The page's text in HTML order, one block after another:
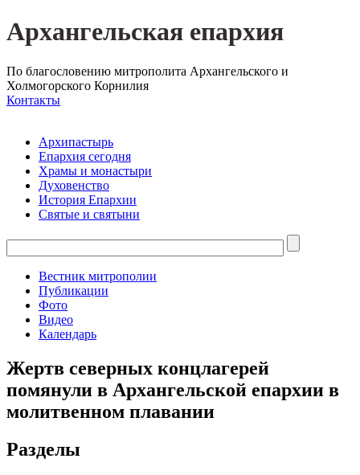
Архангельская епархия
По благословению митрополита Архангельского и
Холмогорского Корнилия
Контакты
Архипастырь
Епархия сегодня
Храмы и монастыри
Духовенство
История Епархии
Святые и святыни
Вестник митрополии
Публикации
Фото
Видео
Календарь
Жертв северных концлагерей
помянули в Архангельской епархии в
молитвенном плавании
Разделы